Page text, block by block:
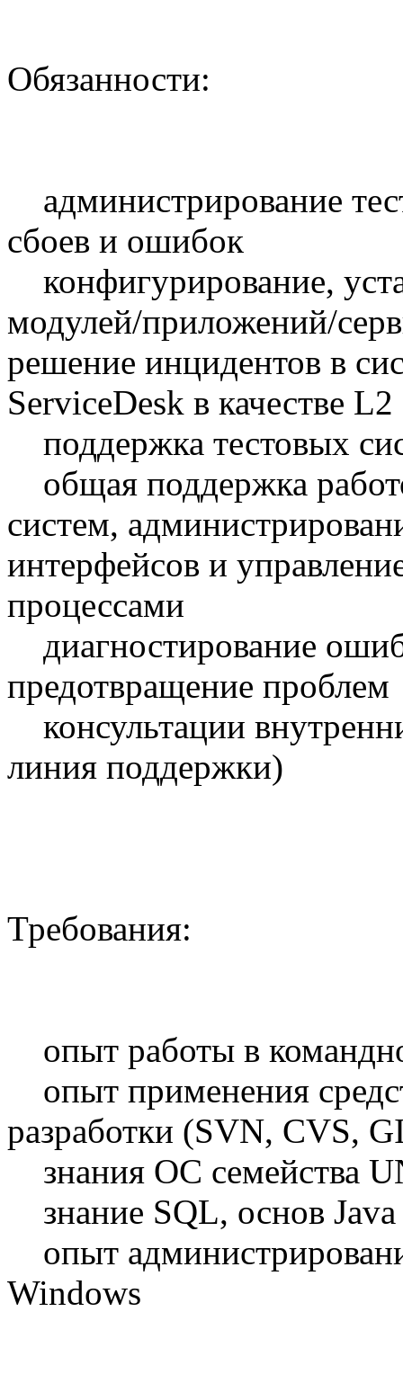
Обязанности:
администрирование
сбоев и ошибок
конфигурирование,
модулей/приложений/
решение инцидентов в
ServiceDesk в качестве
поддержка тестовых
общая поддержка
систем,
интерфейсов и
процессами
диагностирование
предотвращение проблем
консультации
линия поддержки)
Требования:
опыт работы в
опыт применения
разработки (SVN, CVS,
знания ОС семейства
знание SQL, основ Java
опыт
Windows